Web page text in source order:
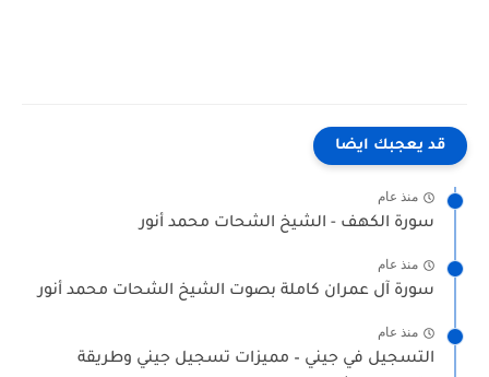
قد يعجبك ايضا
منذ عام
سورة الكهف - الشيخ الشحات محمد أنور
منذ عام
سورة آل عمران كاملة بصوت الشيخ الشحات محمد أنور
منذ عام
التسجيل في جيني – مميزات تسجيل جيني وطريقة